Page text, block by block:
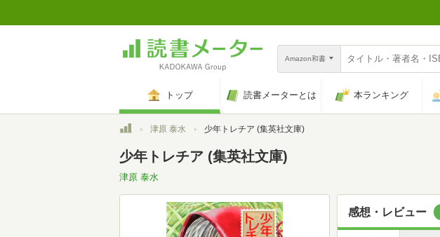
Amazon和書
トップ 読書メーターとは 本ランキング
トップ津原 泰水 少年トレチア (集英社文庫)
少年トレチア (集英社文庫)
津原 泰水
感想・レビュー